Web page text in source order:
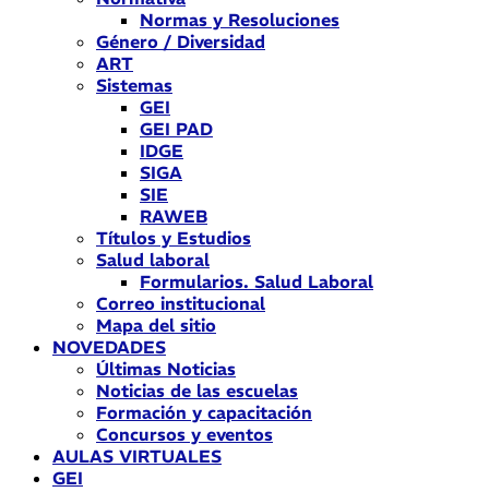
Normas y Resoluciones
Género / Diversidad
ART
Sistemas
GEI
GEI PAD
IDGE
SIGA
SIE
RAWEB
Títulos y Estudios
Salud laboral
Formularios. Salud Laboral
Correo institucional
Mapa del sitio
NOVEDADES
Últimas Noticias
Noticias de las escuelas
Formación y capacitación
Concursos y eventos
AULAS VIRTUALES
GEI